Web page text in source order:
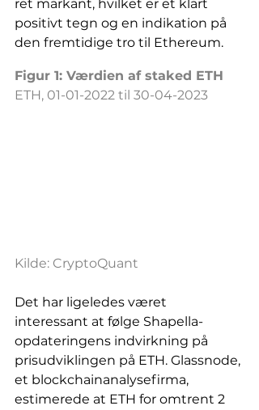
ret markant, hvilket er et klart
positivt tegn og en indikation på
den fremtidige tro til Ethereum.
Figur 1: Værdien af staked ETH
ETH, 01-01-2022 til 30-04-2023
Kilde: CryptoQuant
Det har ligeledes været
interessant at følge Shapella-
opdateringens indvirkning på
prisudviklingen på ETH. Glassnode,
et blockchainanalysefirma,
estimerede at ETH for omtrent 2